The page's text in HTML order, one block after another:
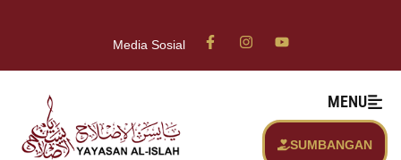
Media Sosial
MENU
SUMBANGAN